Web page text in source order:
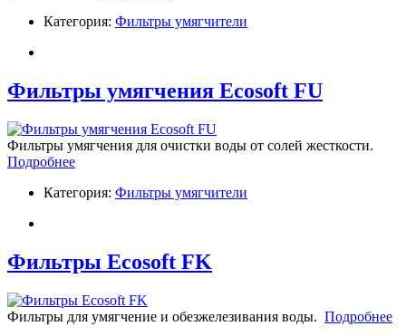
Категория: Фильтры умягчители
Фильтры умягчения Ecosoft FU
Фильтры умягчения для очистки воды от солей жесткости.
Подробнее
Категория: Фильтры умягчители
Фильтры Ecosoft FK
Фильтры для умягчение и обезжелезивания воды. Подробнее